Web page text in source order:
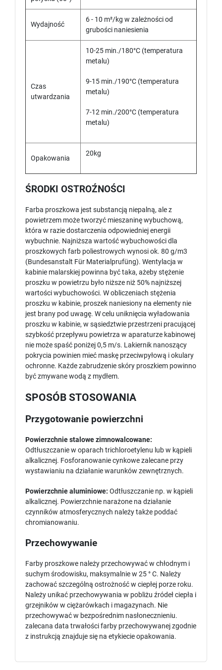
Wydajność
6 - 10 m²/kg w zależności od
grubości naniesienia
Czas
utwardzania
10-25 min./180°C (temperatura
metalu)
9-15 min./190°C (temperatura
metalu)
7-12 min./200°C (temperatura
metalu)
Opakowania
20kg
ŚRODKI OSTROŹNOŚCI
Farba proszkowa jest substancją niepalną, ale z
powietrzem może tworzyć mieszaninę wybuchową,
która w razie dostarczenia odpowiedniej energii
wybuchnie. Najniższa wartość wybuchowości dla
proszkowych farb poliestrowych wynosi ok. 80 g/m3
(Bundesanstalt Für Materialprufüng). Wentylacja w
kabinie malarskiej powinna być taka, ażeby stężenie
proszku w powietrzu było niższe niż 50% najniższej
wartości wybuchowości. W obliczeniach stężenia
proszku w kabinie, proszek naniesiony na elementy nie
jest brany pod uwagę. W celu uniknięcia wyładowania
proszku w kabinie, w sąsiedztwie przestrzeni pracującej
szybkość przepływu powietrza w aparaturze kabinowej
nie może spaść poniżej 0,5 m/s. Lakiernik nanoszący
pokrycia powinien mieć maskę przeciwpyłową i okulary
ochronne. Każde zabrudzenie skóry proszkiem powinno
być zmywane wodą z mydłem.
SPOSÓB STOSOWANIA
Przygotowanie powierzchni
Powierzchnie stalowe zimnowalcowane:
Odtłuszczanie w oparach trichloroetylenu lub w kąpieli
alkalicznej. Fosforanowanie cynkowe zalecane przy
wystawianiu na działanie warunków zewnętrznych.
Powierzchnie aluminiowe: Odtłuszczanie np. w kąpieli
alkalicznej. Powierzchnie narażone na działanie
czynników atmosferycznych należy także poddać
chromianowaniu.
Przechowywanie
Farby proszkowe należy przechowywać w chłodnym i
suchym środowisku, maksymalnie w 25 ° C. Należy
zachować szczególną ostrożność w ciepłej porze roku.
Należy unikać przechowywania w pobliżu źródeł ciepła i
grzejników w ciężarówkach i magazynach. Nie
przechowywać w bezpośrednim nasłonecznieniu.
zalecana data trwałości farby przechowywanej zgodnie
z instrukcją znajduje się na etykiecie opakowania.